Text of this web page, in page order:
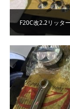
F20C改2.2リッタ